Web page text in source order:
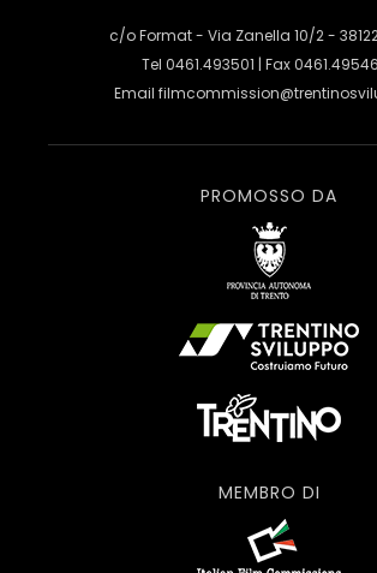
c/o Format - Via Zanella 10/2 -
Tel 0461.493501 | Fax
Email
PROMOSSO DA
MEMBRO DI